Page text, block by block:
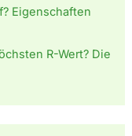
Eigenschaften
R-Wert? Die